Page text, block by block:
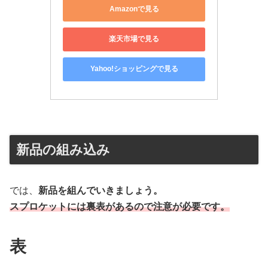
Amazonで見る
楽天市場で見る
Yahoo!ショッピングで見る
新品の組み込み
では、 新品を組んでいきましょう。
スプロケットには裏表があるので注意が必要です。
表